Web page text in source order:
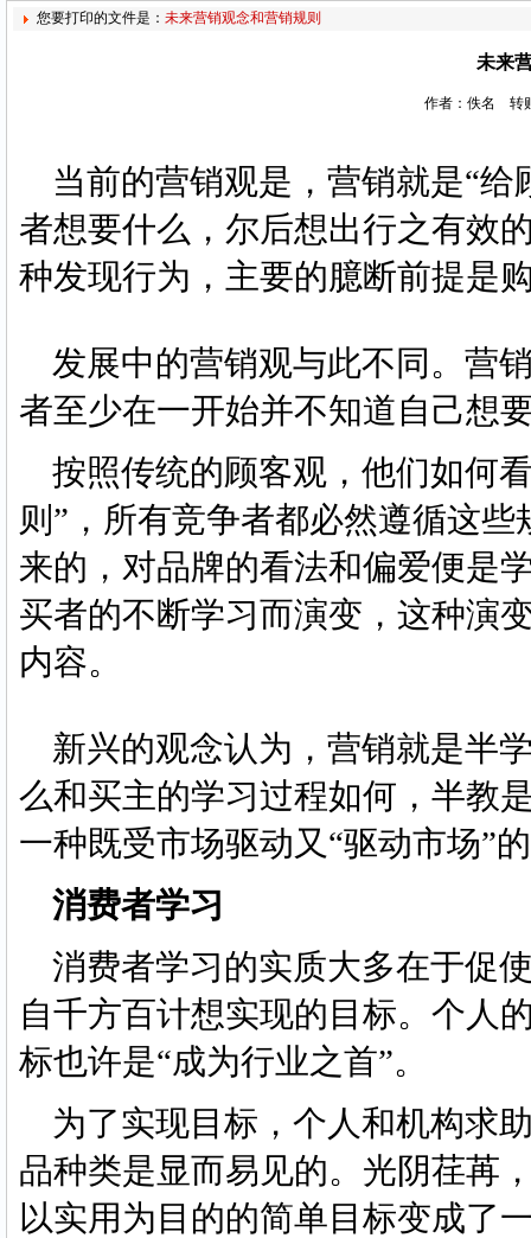
您要打印的文件是： 未来营销观念和营销规则
未来
作者：佚名 转
当前的营销观是，营销就是“给
者想要什么，尔后想出行之有效
种发现行为，主要的臆断前提是
发展中的营销观与此不同。营
者至少在一开始并不知道自己想
按照传统的顾客观，他们如何
则”，所有竞争者都必然遵循这
来的，对品牌的看法和偏爱便是
买者的不断学习而演变，这种演
内容。
新兴的观念认为，营销就是半
么和买主的学习过程如何，半教
一种既受市场驱动又“驱动市场”
消费者学习
消费者学习的实质大多在于促
自千方百计想实现的目标。个人
标也许是“成为行业之首”。
为了实现目标，个人和机构求
品种类是显而易见的。光阴荏苒
以实用为目的的简单目标变成了